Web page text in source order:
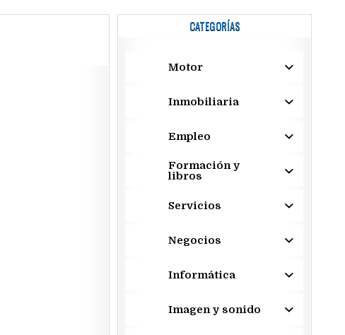
CATEGORÍAS
Motor
Inmobiliaria
Empleo
Formación y
libros
Servicios
Negocios
Informática
Imagen y sonido